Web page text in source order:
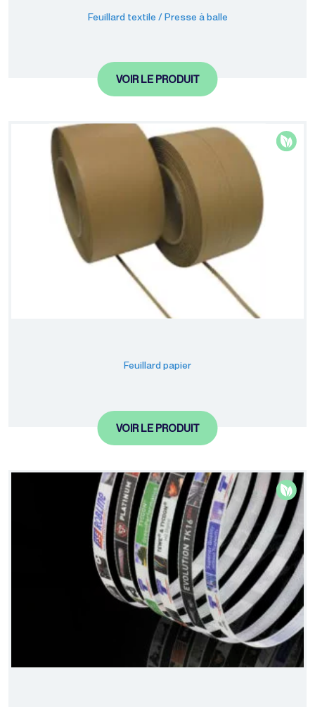
Feuillard textile / Presse à balle
VOIR LE PRODUIT
Feuillard papier
VOIR LE PRODUIT